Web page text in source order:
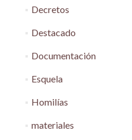
Decretos
Destacado
Documentación
Esquela
Homilías
materiales